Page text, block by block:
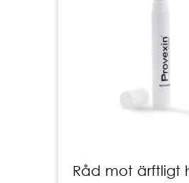
Råd mot ärftligt